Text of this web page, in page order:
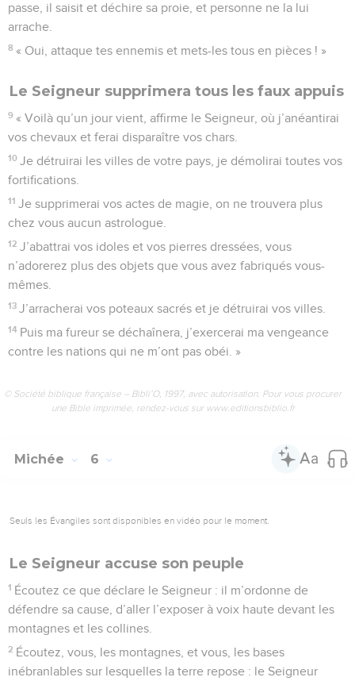
passe, il saisit et déchire sa proie, et personne ne la lui
arrache.
8 « Oui, attaque tes ennemis et mets-les tous en pièces ! »
Le Seigneur supprimera tous les faux appuis
9 « Voilà qu’un jour vient, affirme le Seigneur, où j’anéantirai
vos chevaux et ferai disparaître vos chars.
10 Je détruirai les villes de votre pays, je démolirai toutes vos
fortifications.
11 Je supprimerai vos actes de magie, on ne trouvera plus
chez vous aucun astrologue.
12 J’abattrai vos idoles et vos pierres dressées, vous
n’adorerez plus des objets que vous avez fabriqués vous-
mêmes.
13 J’arracherai vos poteaux sacrés et je détruirai vos villes.
14 Puis ma fureur se déchaînera, j’exercerai ma vengeance
contre les nations qui ne m’ont pas obéi. »
© Société biblique française – Bibli’O, 1997, avec autorisation. Pour vous procurer
une Bible imprimée, rendez-vous sur www.editionsbiblio.fr
Michée 6
Seuls les Évangiles sont disponibles en vidéo pour le moment.
Le Seigneur accuse son peuple
1 Écoutez ce que déclare le Seigneur : il m’ordonne de
défendre sa cause, d’aller l’exposer à voix haute devant les
montagnes et les collines.
2 Écoutez, vous, les montagnes, et vous, les bases
inébranlables sur lesquelles la terre repose : le Seigneur